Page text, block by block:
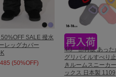
SALE 撥水
レッグカバー
(50%OFF)
4/3一部再販 あった
グリパイルすべり
きルームスニーカ
ックス 日本製 1109